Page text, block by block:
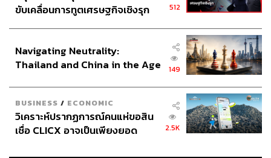
ในฉากทัศน์ที่ 4 นี้ ไทยและประชาคมอาเซียนต้องเร่งดำเนิน
การอะไรบางอย่าง (ASEAN Constructive Engagement
Scenario) โดย 4 เรื่องที่ต้องดำเนินการ คือ
สำคัญที่สุดและเร่งด่วนที่สุดคือการให้ความช่วยเหลือทาง
ด้านมนุษยธรรม โดยเฉพาะกับประชาชนเมียนมาที่หนีภัย
ความรุนแรงเข้ามาบริเวณชายแดนของประเทศไทย โดยใช้
ขับเคลื่อนการทูตเศรษฐกิจเชิงรุก
512
Navigating Neutrality:
Thailand and China in the Age
149
BUSINESS / ECONOMIC
วิเคราะห์ปรากฏการณ์คนแห่ขอสิน
เชื่อ CLICX อาจเป็นเพียงยอด
2.5K